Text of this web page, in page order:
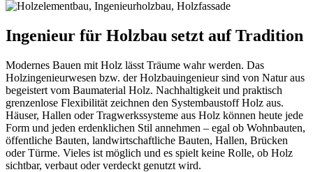
Ingenieur für Holzbau setzt auf Tradition
Modernes Bauen mit Holz lässt Träume wahr werden. Das
Holzingenieurwesen bzw. der Holzbauingenieur sind von Natur aus
begeistert vom Baumaterial Holz. Nachhaltigkeit und praktisch
grenzenlose Flexibilität zeichnen den Systembaustoff Holz aus.
Häuser, Hallen oder Tragwerkssysteme aus Holz können heute jede
Form und jeden erdenklichen Stil annehmen – egal ob Wohnbauten,
öffentliche Bauten, landwirtschaftliche Bauten, Hallen, Brücken
oder Türme. Vieles ist möglich und es spielt keine Rolle, ob Holz
sichtbar, verbaut oder verdeckt genutzt wird.